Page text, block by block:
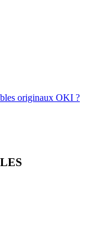
originaux OKI ?